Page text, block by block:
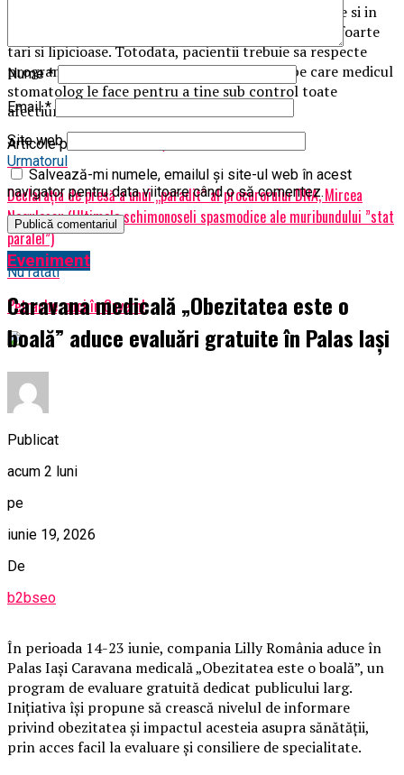
Se vor evita dulciurile, mai ales caramelele si gumele si in
cazul mobilitatii dentare, se vor evita si alimentele foarte
tari si lipicioase. Totodata, pacientii trebuie sa respecte
programarile pentru controalele periodice pe care medicul
stomatolog le face pentru a tine sub control toate
afectiunile la nivel dentar.
Articole pe aceiasi tema:
Urmatorul
Declarația de presă a unui „paradit” al procurorului DNA, Mircea
Negulescu (Ultimele schimonoseli spasmodice ale muribundului ”stat
paralel”)
Nu ratati
Petrache, puci în Guvern!
Nume*
Email*
Site web
Salvează-mi numele, emailul și site-ul web în acest
navigator pentru data viitoare când o să comentez.
Eveniment
Caravana medicală „Obezitatea este o
boală” aduce evaluări gratuite în Palas Iași
Publicat
acum 2 luni
pe
iunie 19, 2026
De
b2bseo
În perioada 14-23 iunie, compania Lilly România aduce în
Palas Iași Caravana medicală „Obezitatea este o boală”, un
program de evaluare gratuită dedicat publicului larg.
Inițiativa își propune să crească nivelul de informare
privind obezitatea și impactul acesteia asupra sănătății,
prin acces facil la evaluare și consiliere de specialitate.